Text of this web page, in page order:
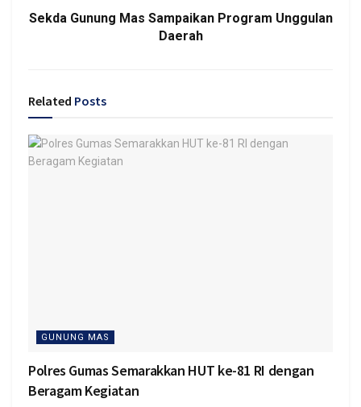
Sekda Gunung Mas Sampaikan Program Unggulan
Daerah
Related Posts
GUNUNG MAS
Polres Gumas Semarakkan HUT ke-81 RI dengan
Beragam Kegiatan